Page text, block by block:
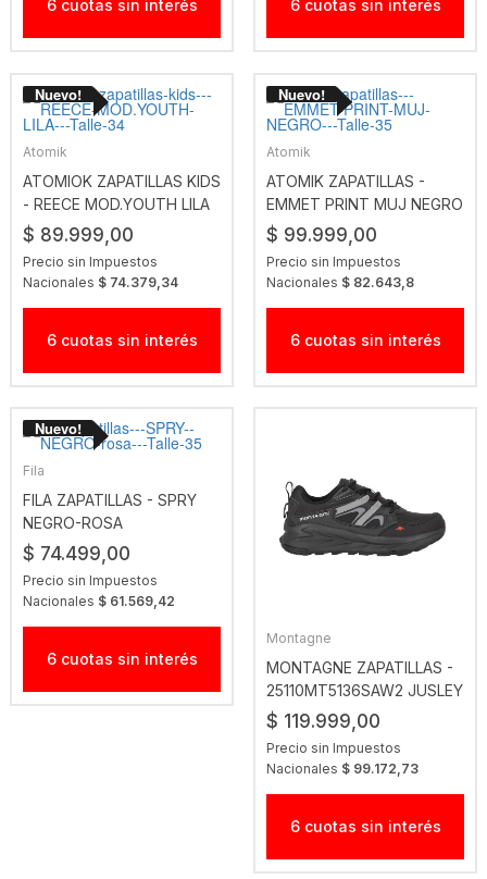
6 cuotas sin interés 6 cuotas sin interés
Atomik
ATOMIOK ZAPATILLAS KIDS
- REECE MOD.YOUTH LILA
$ 89.999,00
Precio sin Impuestos
Nacionales $ 74.379,34
6 cuotas sin interés
Atomik
ATOMIK ZAPATILLAS -
EMMET PRINT MUJ NEGRO
$ 99.999,00
Precio sin Impuestos
Nacionales $ 82.643,8
6 cuotas sin interés
Fila
FILA ZAPATILLAS - SPRY
NEGRO-ROSA
$ 74.499,00
Precio sin Impuestos
Nacionales $ 61.569,42
6 cuotas sin interés
Montagne
MONTAGNE ZAPATILLAS -
25110MT5136SAW2 JUSLEY
$ 119.999,00
Precio sin Impuestos
Nacionales $ 99.172,73
6 cuotas sin interés